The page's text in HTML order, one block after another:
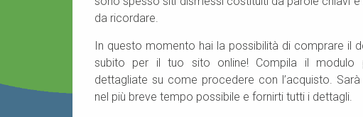
da ricordare.
In questo momento hai la possibilità di comprare il
subito per il tuo sito online! Compila il modulo
dettagliate su come procedere con l’acquisto.
nel più breve tempo possibile e fornirti tutti i dettagli.